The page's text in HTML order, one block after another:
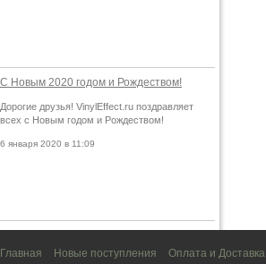
С Новым 2020 годом и Рождеством!
Дорогие друзья! VinylEffect.ru поздравляет
всех с Новым годом и Рождеством!
6 января 2020 в 11:09
Главная Новые поступления Оплата и Доставка